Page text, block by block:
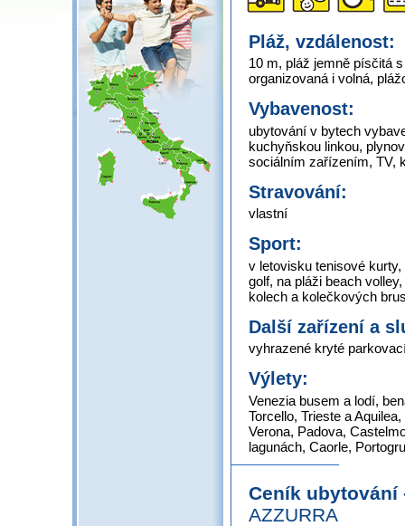
Pláž, vzdálenost:
10 m, pláž jemně písčitá
organizovaná i volná,
Vybavenost:
ubytování v bytech
kuchyňskou linkou,
sociálním zařízením, TV,
Stravování:
vlastní
Sport:
v letovisku tenisové
golf, na pláži beach
kolech a kolečkových
Další zařízení a
vyhrazené kryté
Výlety:
Venezia busem a lodí,
Torcello, Trieste a
Verona, Padova,
lagunách, Caorle,
Ceník
AZZURRA